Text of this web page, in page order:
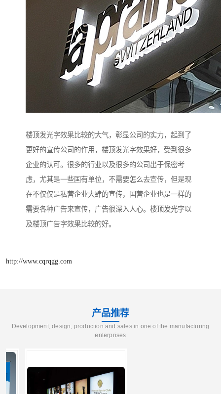
楼顶发光字效果比较的大气，彰显公司的实力，起到了
更好的宣传公司的作用，楼顶发光字效果好，受到很多
企业的认可。很多的行业以及很多的公司出于保密考
虑，尤其是一些国有单位，不需要怎么去宣传，但是现
在不仅仅是私营企业大肆的宣传，国营企业也是一样的
需要各种广告来宣传，广告很深入人心。楼顶发光字以
及楼顶广告字效果比较的好。
http://www.cqrqgg.com
产品推荐
Development, design, production and sales in one of the manufacturing
enterprises